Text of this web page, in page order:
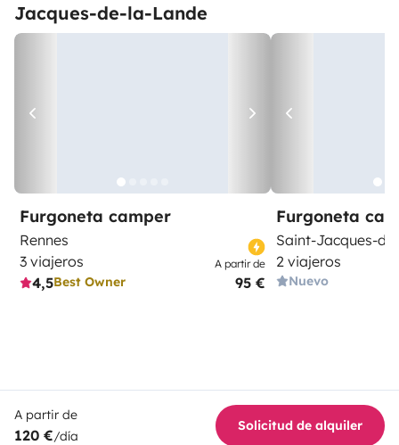
Jacques-de-la-Lande
Furgoneta camper
Rennes
3 viajeros
4,5Best Owner
A partir de
95 €
Furgoneta
Saint-Jacques-
2 viajeros
Nuevo
A partir de
120 €/día
Solicitud de alquiler